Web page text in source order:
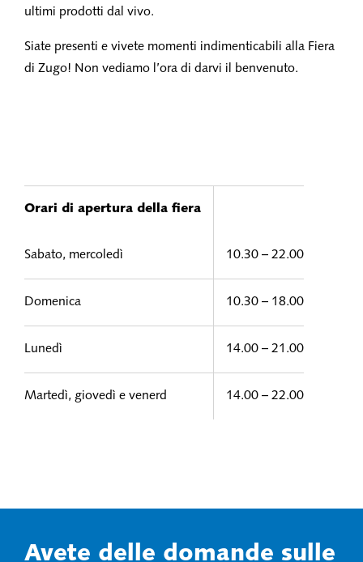
ultimi prodotti dal vivo.
Siate presenti e vivete momenti indimenticabili alla Fiera
di Zugo! Non vediamo l’ora di darvi il benvenuto.
Orari di apertura della fiera
Sabato, mercoledì 10.30 – 22.00
Domenica 10.30 – 18.00
Lunedì 14.00 – 21.00
Martedì, giovedì e venerd 14.00 – 22.00
Avete delle domande sulle